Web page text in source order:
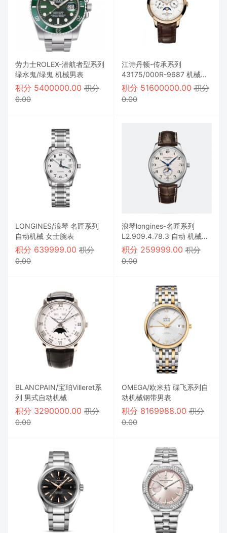
劳力士ROLEX-潜航者型系列
绿水鬼/绿鬼 机械男表
积分 5400000.00 积分
0.00
江诗丹顿-传承系列
43175/000R-9687 机械男
表
积分 51600000.00积分
0.00
LONGINES/浪琴 名匠系列
自动机械 女士腕表
积分 639999.00 积分
0.00
浪琴longines-名匠系列
L2.909.4.78.3 自动 机械男
表
积分 259999.00积分
0.00
BLANCPAIN/宝珀Villeret系
列 男式自动机械
积分 3290000.00 积分
0.00
OMEGA/欧米茄 碟飞系列自
动机械钢带男表
积分 8169988.00积分
0.00